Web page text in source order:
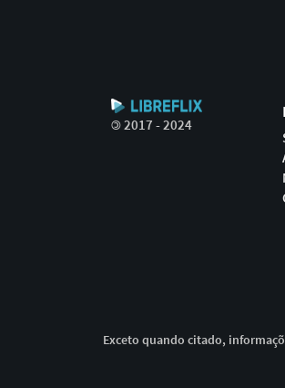
©2017 - 2024
Exceto quando citado,